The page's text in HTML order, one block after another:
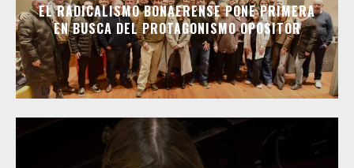
EL RADICALISMO BONAERENSE PONE PRIMERA
EN BUSCA DEL PROTAGONISMO OPOSITOR